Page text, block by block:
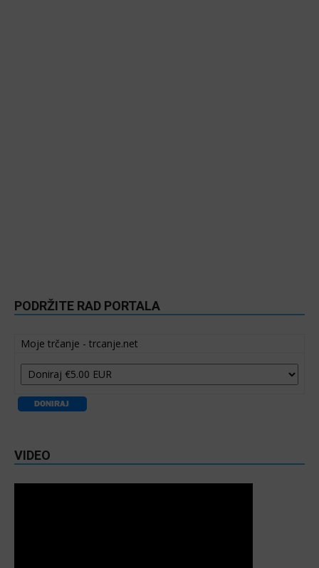
PODRŽITE RAD PORTALA
Moje trčanje - trcanje.net
VIDEO